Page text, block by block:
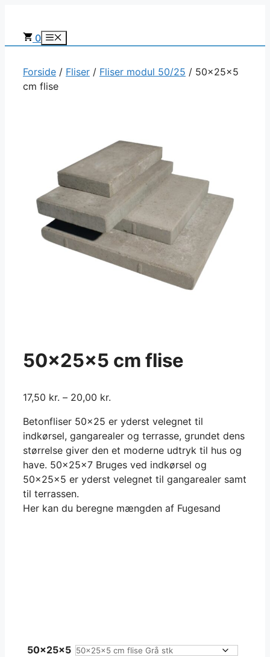
indhold0 Menu
Forside / Fliser / Fliser modul 50/25 / 50x25x5
cm flise
50x25x5 cm flise
17,50 kr. – 20,00 kr.
Betonfliser 50×25 er yderst velegnet til
indkørsel, gangarealer og terrasse, grundet dens
størrelse giver den et moderne udtryk til hus og
have. 50x25x7 Bruges ved indkørsel og
50x25x5 er yderst velegnet til gangarealer samt
til terrassen.
Her kan du beregne mængden af Fugesand
50x25x5